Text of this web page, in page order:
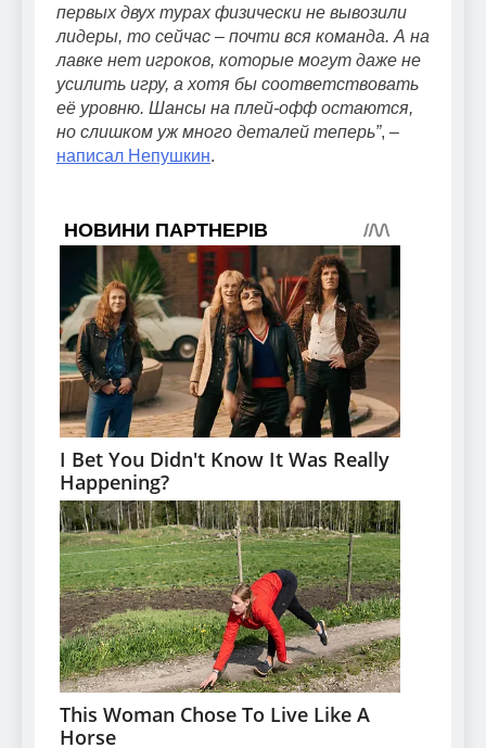
первых двух турах физически не вывозили
лидеры, то сейчас – почти вся команда. А на
лавке нет игроков, которые могут даже не
усилить игру, а хотя бы соответствовать
её уровню. Шансы на плей-офф остаются,
но слишком уж много деталей теперь”, –
написал Непушкин.